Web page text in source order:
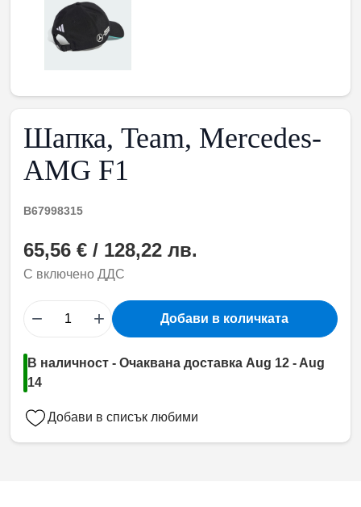
Шапка, Team, Mercedes-
AMG F1
B67998315
65,56 € / 128,22 лв.
С включено ДДС
− + Добави в количката
В наличност - Очаквана доставка Aug 12 - Aug
14
Добави в списък любими